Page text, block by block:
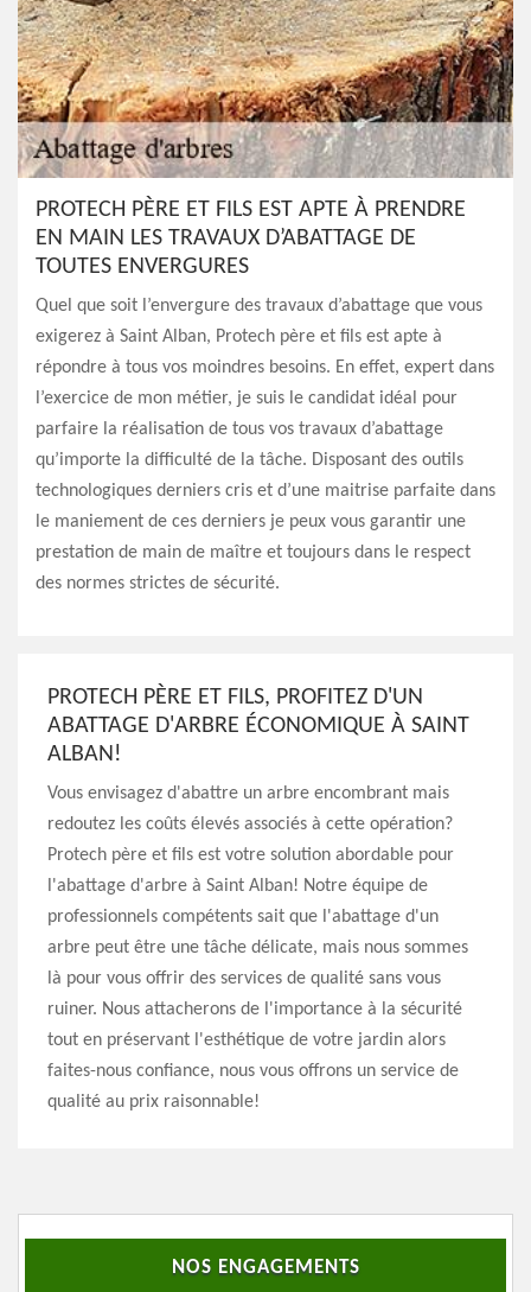
PROTECH PÈRE ET FILS EST APTE À PRENDRE
EN MAIN LES TRAVAUX D’ABATTAGE DE
TOUTES ENVERGURES
Quel que soit l’envergure des travaux d’abattage que vous
exigerez à Saint Alban, Protech père et fils est apte à
répondre à tous vos moindres besoins. En effet, expert dans
l’exercice de mon métier, je suis le candidat idéal pour
parfaire la réalisation de tous vos travaux d’abattage
qu’importe la difficulté de la tâche. Disposant des outils
technologiques derniers cris et d’une maitrise parfaite dans
le maniement de ces derniers je peux vous garantir une
prestation de main de maître et toujours dans le respect
des normes strictes de sécurité.
PROTECH PÈRE ET FILS, PROFITEZ D'UN
ABATTAGE D'ARBRE ÉCONOMIQUE À SAINT
ALBAN!
Vous envisagez d'abattre un arbre encombrant mais
redoutez les coûts élevés associés à cette opération?
Protech père et fils est votre solution abordable pour
l'abattage d'arbre à Saint Alban! Notre équipe de
professionnels compétents sait que l'abattage d'un
arbre peut être une tâche délicate, mais nous sommes
là pour vous offrir des services de qualité sans vous
ruiner. Nous attacherons de l'importance à la sécurité
tout en préservant l'esthétique de votre jardin alors
faites-nous confiance, nous vous offrons un service de
qualité au prix raisonnable!
NOS ENGAGEMENTS